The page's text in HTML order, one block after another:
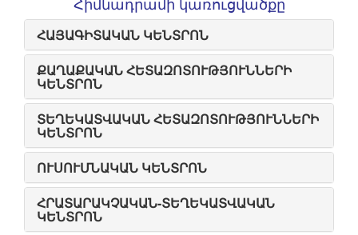
ՀԱՅԱԳԻՏԱԿԱՆ ԿԵՆՏՐՈՆ
ՔԱՂԱՔԱԿԱՆ ՀԵՏԱԶՈՏՈՒԹՅՈՒՆՆԵՐԻ
ԿԵՆՏՐՈՆ
ՏԵՂԵԿԱՏՎԱԿԱՆ ՀԵՏԱԶՈՏՈՒԹՅՈՒՆՆԵՐԻ
ԿԵՆՏՐՈՆ
ՈՒՍՈՒՄՆԱԿԱՆ ԿԵՆՏՐՈՆ
ՀՐԱՏԱՐԱԿՉԱԿԱՆ-ՏԵՂԵԿԱՏՎԱԿԱՆ
ԿԵՆՏՐՈՆ